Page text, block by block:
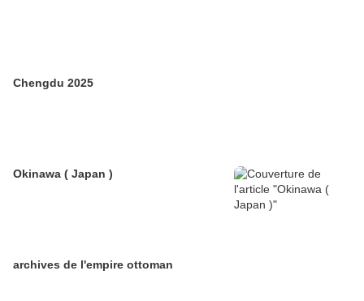
Chengdu 2025
Okinawa ( Japan )
archives de l'empire ottoman